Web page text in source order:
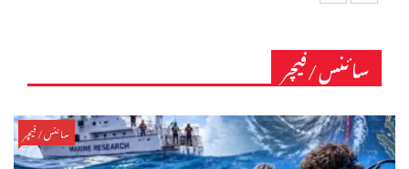
سائنس/فیچر
سائنس/فیچر